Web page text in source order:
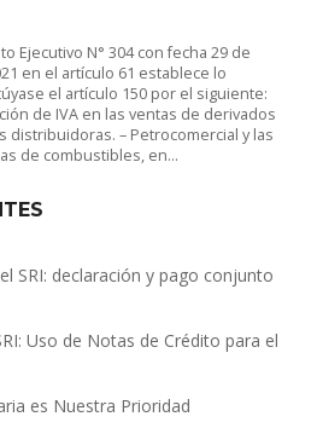
Ejecutivo N° 304 con fecha 29 de
en el artículo 61 establece lo
el artículo 150 por el siguiente:
de IVA en las ventas de derivados
distribuidoras. – Petrocomercial y las
de combustibles, en…
SRI: declaración y pago conjunto
Uso de Notas de Crédito para el
es Nuestra Prioridad